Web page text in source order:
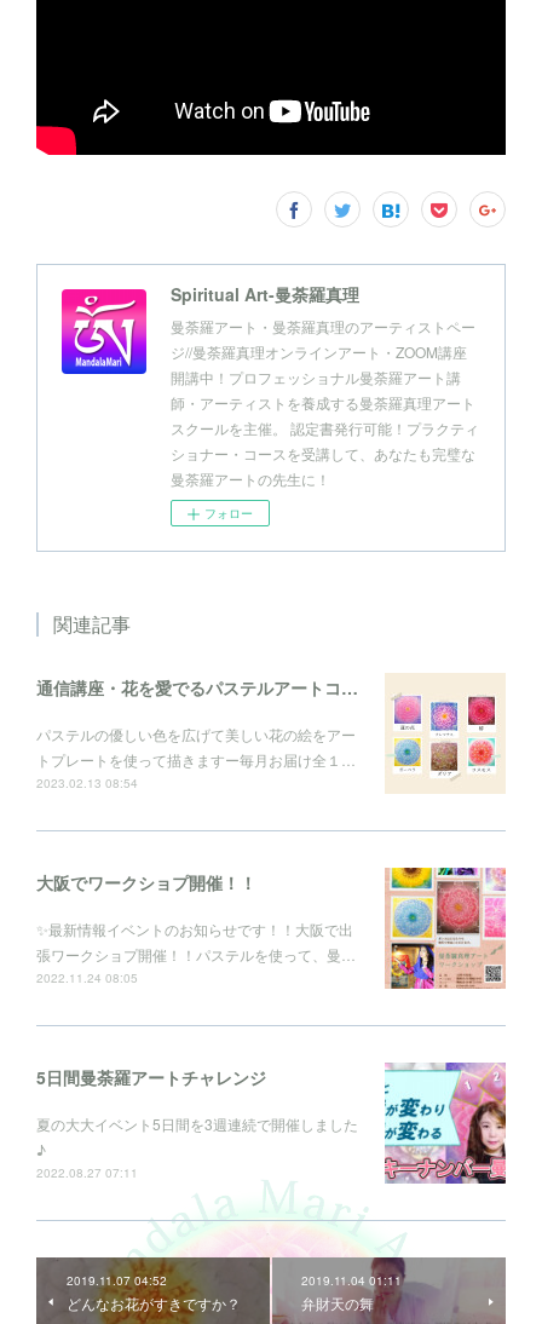
Spiritual Art-曼荼羅真理
曼荼羅アート・曼荼羅真理のアーティストペー
ジ//曼荼羅真理オンラインアート・ZOOM講座
開講中！プロフェッショナル曼荼羅アート講
師・アーティストを養成する曼荼羅真理アート
スクールを主催。 認定書発行可能！プラクティ
ショナー・コースを受講して、あなたも完璧な
曼荼羅アートの先生に！
フォロー
関連記事
通信講座・花を愛でるパステルアートコレクション
パステルの優しい色を広げて美しい花の絵をアー
トプレートを使って描きますー毎月お届け全１…
2023.02.13 08:54
大阪でワークショプ開催！！
✨最新情報イベントのお知らせです！！大阪で出
張ワークショプ開催！！パステルを使って、曼…
2022.11.24 08:05
5日間曼荼羅アートチャレンジ
夏の大大イベント5日間を3週連続で開催しました
♪
2022.08.27 07:11
2019.11.07 04:52
どんなお花がすきですか？
2019.11.04 01:11
弁財天の舞